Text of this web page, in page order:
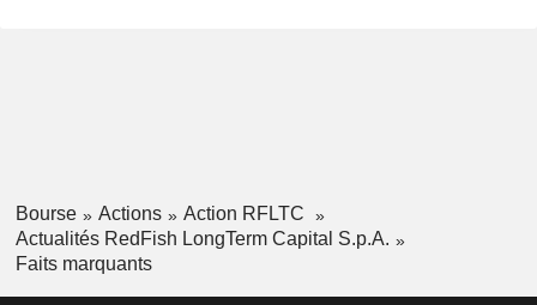
Bourse Actions
Action RFLTC
Actualités RedFish LongTerm Capital S.p.A.
Faits marquants